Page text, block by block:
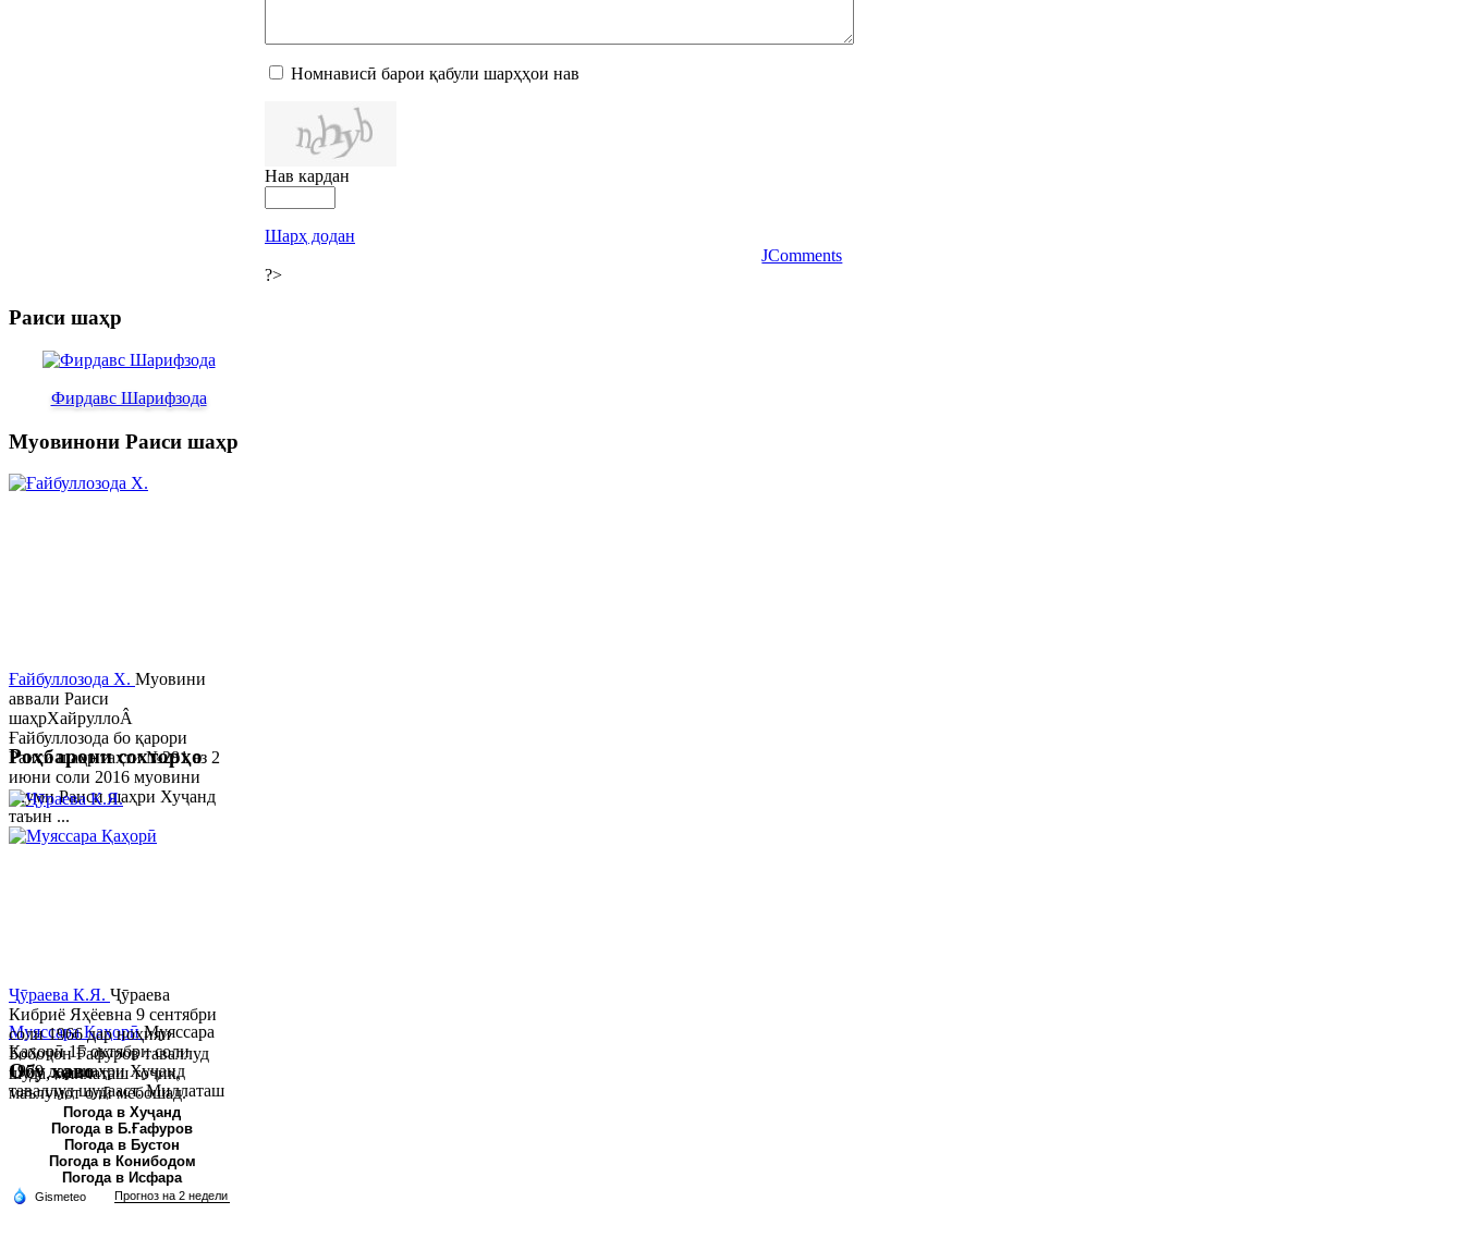
Номнависӣ барои қабули шарҳҳои нав
Нав кардан
Шарҳ додан
JComments
?>
Раиси шаҳр
Фирдавс Шарифзода
Муовинони Раиси шаҳр
Ғайбуллозода Х. Муовини
аввали Раиси
шаҳрХайруллоÂ
Ғайбуллозода бо қарори
Раиси шаҳр таҳти №281 аз 2
июни соли 2016 муовини
якуми Раиси шаҳри Хуҷанд
таъин ...
Муяссара ҚаҳорӣМуяссара
Қаҳорӣ 15 октябри соли
1979 дар шаҳри Хуҷанд
таваллуд шудааст. Миллаташ
тоҷик. Маълумот олӣ. Соли
2002 Донишгоҳи давлатии
Хуҷанд ба...
Роҳбарони сохторҳо
Ҷӯраева К.Я. Ҷӯраева
Кибриё Яҳёевна 9 сентябри
соли 1966 дар ноҳияи
Бобоҷон Ғафуров таваллуд
шуда, миллаташ тоҷик,
маълумот олӣ мебошад.
Соли 1997 Донишг...
Обу хаво
Погода в Хуҷанд
Погода в Б.Ғафуров
Погода в Бустон
Погода в Конибодом
Погода в Исфара